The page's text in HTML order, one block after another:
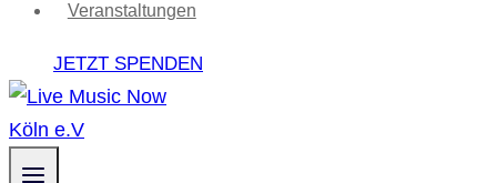
Veranstaltungen
JETZT SPENDEN